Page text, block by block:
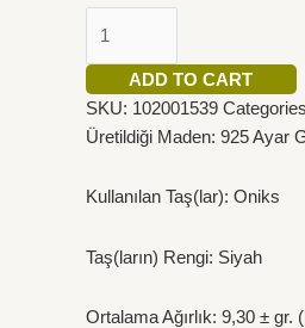
ADD TO CART
SKU: 102001539
Üretildiği Maden: 925 Ayar
Kullanılan Taş(lar): Oniks
Taş(ların) Rengi: Siyah
Ortalama Ağırlık: 9,30 ±